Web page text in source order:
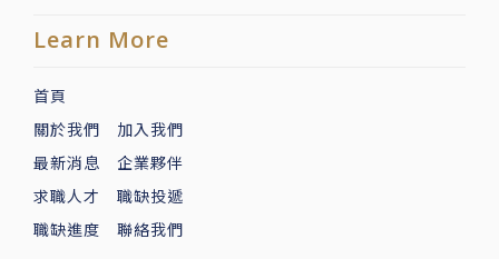
Learn More
首頁
關於我們
加入我們
最新消息 企業夥伴
求職人才
職缺投遞
職缺進度 聯絡我們